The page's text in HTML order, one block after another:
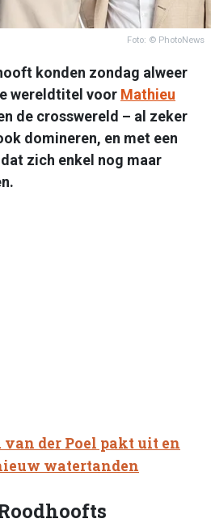
Foto: © PhotoNews
konden zondag alweer
wereldtitel voor Mathieu
de crosswereld – al zeker
domineren, en met een
zich enkel nog maar
der Poel pakt uit en
watertanden